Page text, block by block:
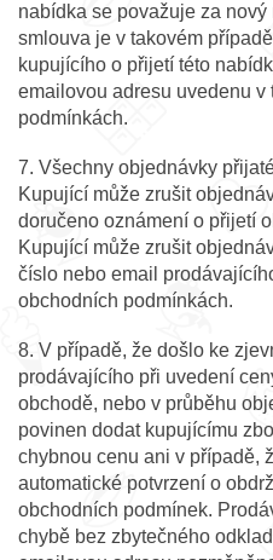
nabídka se považuje za
smlouva je v takovém
kupujícího o přijetí této
emailovou adresu uvedenu v
podmínkách.
7. Všechny objednávky
Kupující může zrušit
doručeno oznámení o přijetí
Kupující může zrušit
číslo nebo email
obchodních podmínkách.
8. V případě, že došlo ke
prodávajícího při uvedení
obchodě, nebo v průběhu
povinen dodat kupujícímu
chybnou cenu ani v případě,
automatické potvrzení o
obchodních podmínek.
chybě bez zbytečného